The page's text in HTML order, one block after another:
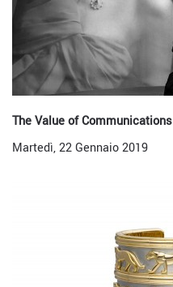
The Value of Communications
Martedì, 22 Gennaio 2019